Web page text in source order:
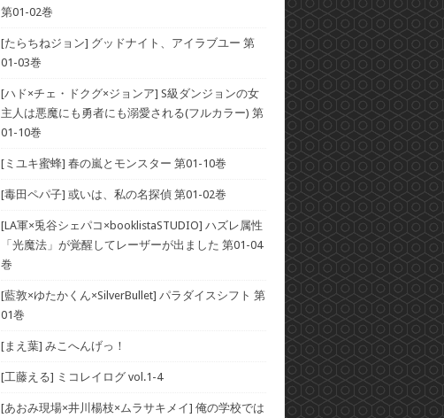
第01-02巻
[たらちねジョン] グッドナイト、アイラブユー 第
01-03巻
[ハド×チェ・ドクグ×ジョンア] S級ダンジョンの女
主人は悪魔にも勇者にも溺愛される(フルカラー) 第
01-10巻
[ミユキ蜜蜂] 春の嵐とモンスター 第01-10巻
[毒田ペパ子] 或いは、私の名探偵 第01-02巻
[LA軍×兎谷シェパコ×booklistaSTUDIO] ハズレ属性
「光魔法」が覚醒してレーザーが出ました 第01-04
巻
[藍敦×ゆたかくん×SilverBullet] パラダイスシフト 第
01巻
[まえ葉] みこへんげっ！
[工藤える] ミコレイログ vol.1-4
[あおみ現場×井川楊枝×ムラサキメイ] 俺の学校では